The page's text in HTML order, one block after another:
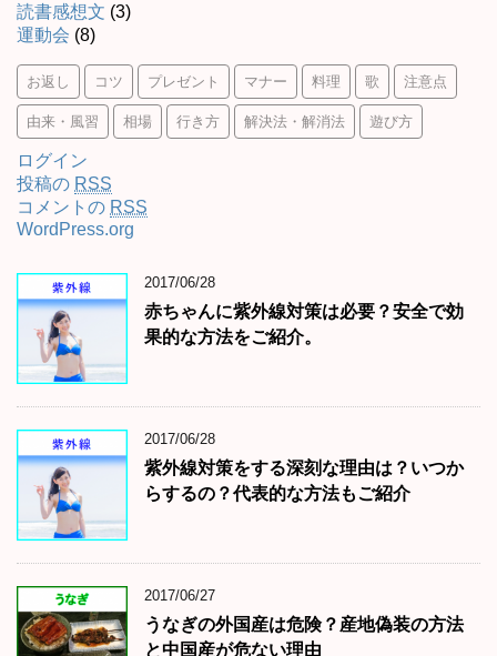
読書感想文 (3)
運動会 (8)
お返し コツ プレゼント マナー 料理 歌 注意点
由来・風習 相場 行き方 解決法・解消法 遊び方
ログイン
投稿の RSS
コメントの RSS
WordPress.org
2017/06/28
赤ちゃんに紫外線対策は必要？安全で効
果的な方法をご紹介。
2017/06/28
紫外線対策をする深刻な理由は？いつか
らするの？代表的な方法もご紹介
2017/06/27
うなぎの外国産は危険？産地偽装の方法
と中国産が危ない理由